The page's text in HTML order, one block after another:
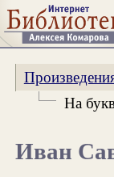
На
Иван